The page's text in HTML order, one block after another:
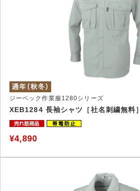
ジーベック作業服1280シリーズ
XEB1284 長袖シャツ［社名刺繍無料］
¥4,890